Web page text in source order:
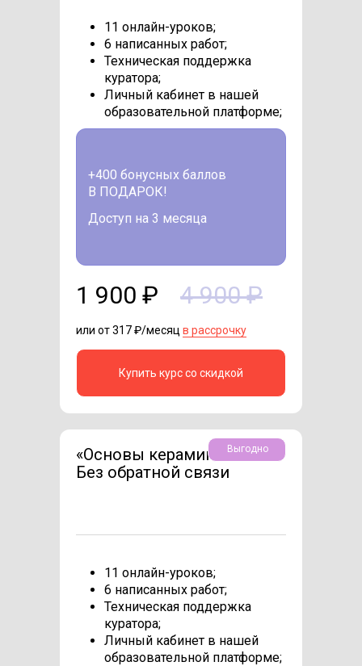
или от 317 ₽/месяц в рассрочку
11 онлайн-уроков;
6 написанных работ;
Техническая поддержка
куратора;
Личный кабинет в нашей
образовательной платформе;
4 900 ₽
1 900 ₽
Купить курс со скидкой
+400 бонусных баллов
В ПОДАРОК!
Доступ на 3 месяца
11 онлайн-уроков;
6 написанных работ;
Техническая поддержка
куратора;
Личный кабинет в нашей
образовательной платформе;
«Основы керамики».
Без обратной связи
Выгодно